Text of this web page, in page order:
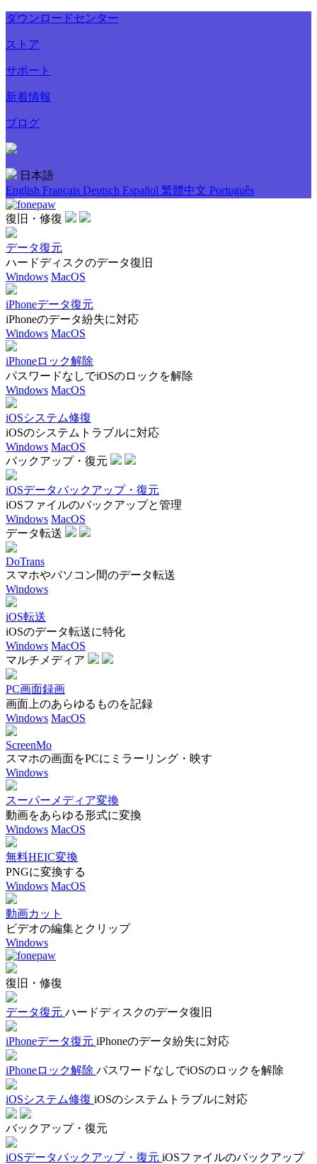
ダウンロードセンター
ストア
サポート
新着情報
ブログ
日本語
English Français Deutsch Español 繁體中文 Português
復旧・修復
データ復元
ハードディスクのデータ復旧
Windows MacOS
iPhoneデータ復元
iPhoneのデータ紛失に対応
Windows MacOS
iPhoneロック解除
パスワードなしでiOSのロックを解除
Windows MacOS
iOSシステム修復
iOSのシステムトラブルに対応
Windows MacOS
バックアップ・復元
iOSデータバックアップ・復元
iOSファイルのバックアップと管理
Windows MacOS
データ転送
DoTrans
スマホやパソコン間のデータ転送
Windows
iOS転送
iOSのデータ転送に特化
Windows MacOS
マルチメディア
PC画面録画
画面上のあらゆるものを記録
Windows MacOS
ScreenMo
スマホの画面をPCにミラーリング・映す
Windows
スーパーメディア変換
動画をあらゆる形式に変換
Windows MacOS
無料HEIC変換
PNGに変換する
Windows MacOS
動画カット
ビデオの編集とクリップ
Windows
復旧・修復
データ復元 ハードディスクのデータ復旧
iPhoneデータ復元 iPhoneのデータ紛失に対応
iPhoneロック解除 パスワードなしでiOSのロックを解除
iOSシステム修復 iOSのシステムトラブルに対応
バックアップ・復元
iOSデータバックアップ・復元 iOSファイルのバックアップ